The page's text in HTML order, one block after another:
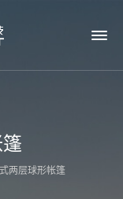
两层球形帐篷